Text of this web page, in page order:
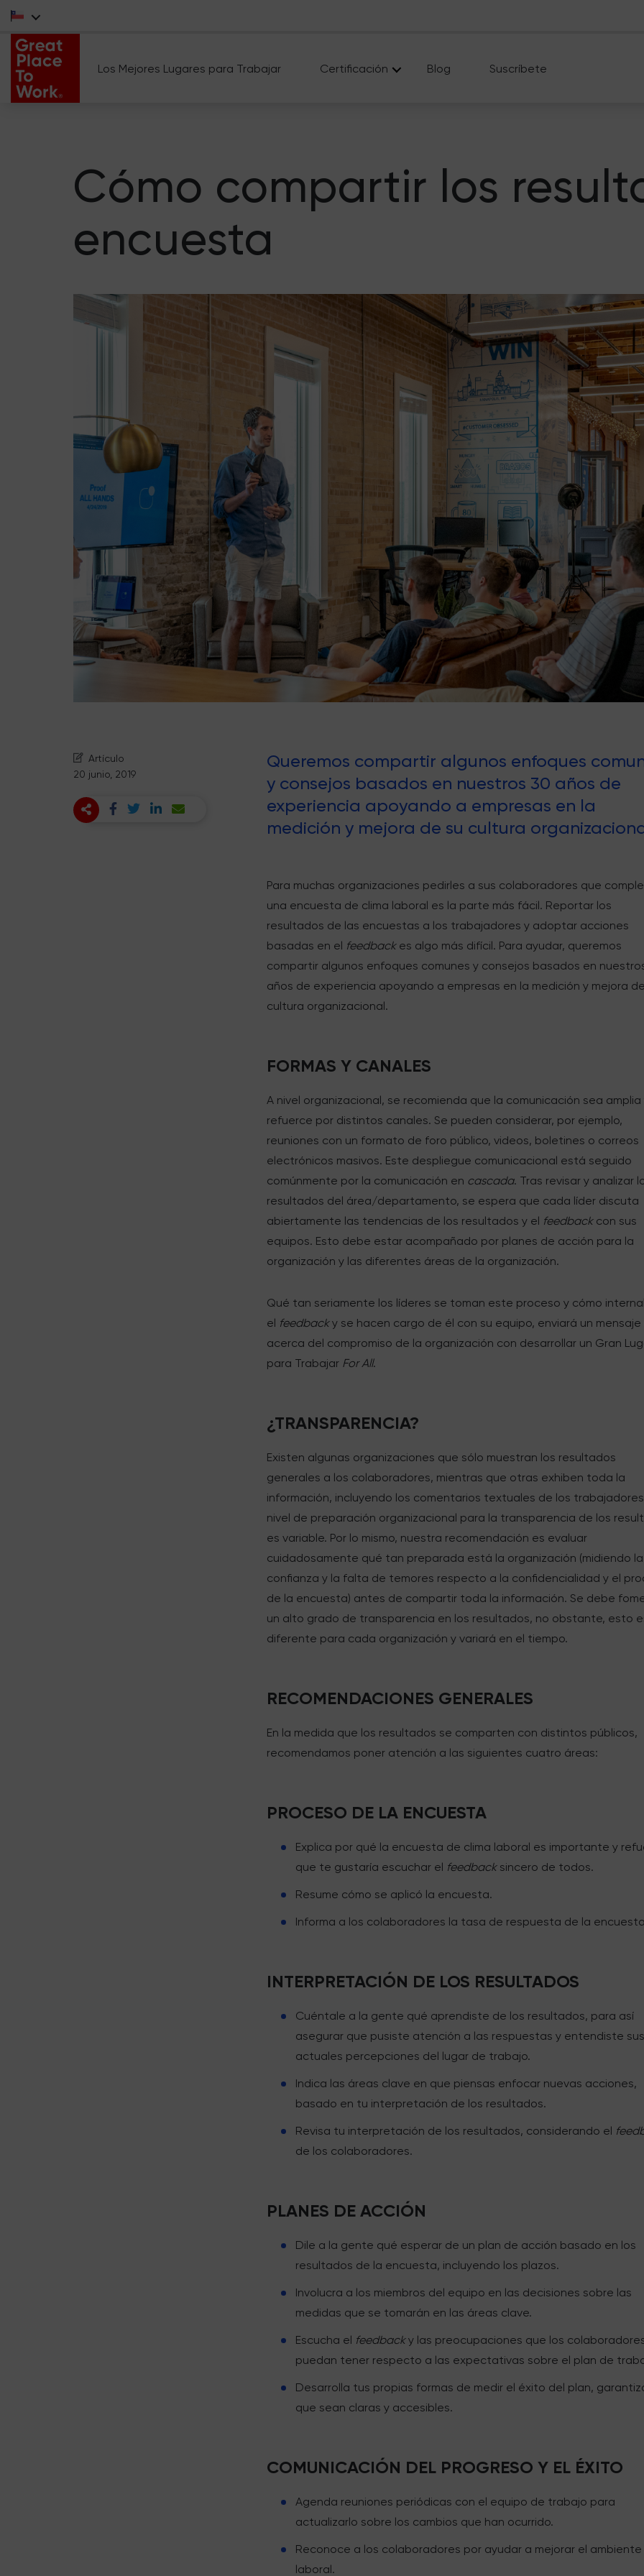
Los Mejores Lugares para Trabajar Certificación Blog Suscríbete
Cómo compartir los
encuesta
Artículo
20 junio, 2019
Queremos compartir algunos enfoques
y consejos basados en nuestros 30 años de
experiencia apoyando a empresas en la
medición y mejora de su cultura
Para muchas organizaciones pedirles a sus colaboradores que
una encuesta de clima laboral es la parte más fácil. Reportar los
resultados de las encuestas a los trabajadores y adoptar acciones
basadas en el feedbackes algo más difícil. Para ayudar, queremos
compartir algunos enfoques comunes y consejos basados en
años de experiencia apoyando a empresas en la medición y mejora
cultura organizacional.
FORMAS Y CANALES
A nivel organizacional, se recomienda que la comunicación sea amplia
refuerce por distintos canales. Se pueden considerar, por ejemplo,
reuniones con un formato de foro público, videos, boletines o correos
electrónicos masivos. Este despliegue comunicacional está seguido
comúnmente por la comunicación en cascada. Tras revisar y analizar
resultados del área/departamento, se espera que cada líder discuta
abiertamente las tendencias de los resultados y el feedbackcon sus
equipos. Esto debe estar acompañado por planes de acción para la
organización y las diferentes áreas de la organización.
Qué tan seriamente los líderes se toman este proceso y cómo
el feedbacky se hacen cargo de él con su equipo, enviará un mensaje
acerca del compromiso de la organización con desarrollar un Gran
para Trabajar For All.
¿TRANSPARENCIA?
Existen algunas organizaciones que sólo muestran los resultados
generales a los colaboradores, mientras que otras exhiben toda la
información, incluyendo los comentarios textuales de los
nivel de preparación organizacional para la transparencia de los
es variable. Por lo mismo, nuestra recomendación es evaluar
cuidadosamente qué tan preparada está la organización (midiendo la
confianza y la falta de temores respecto a la confidencialidad y el
de la encuesta) antes de compartir toda la información. Se debe
un alto grado de transparencia en los resultados, no obstante, esto
diferente para cada organización y variará en el tiempo.
RECOMENDACIONES GENERALES
En la medida que los resultados se comparten con distintos públicos,
recomendamos poner atención a las siguientes cuatro áreas:
PROCESO DE LA ENCUESTA
Explica por qué la encuesta de clima laboral es importante y
que te gustaría escuchar el feedbacksincero de todos.
Resume cómo se aplicó la encuesta.
Informa a los colaboradores la tasa de respuesta de la
INTERPRETACIÓN DE LOS RESULTADOS
Cuéntale a la gente qué aprendiste de los resultados, para así
asegurar que pusiste atención a las respuestas y entendiste sus
actuales percepciones del lugar de trabajo.
Indica las áreas clave en que piensas enfocar nuevas acciones,
basado en tu interpretación de los resultados.
Revisa tu interpretación de los resultados, considerando el
de los colaboradores.
PLANES DE ACCIÓN
Dile a la gente qué esperar de un plan de acción basado en los
resultados de la encuesta, incluyendo los plazos.
Involucra a los miembros del equipo en las decisiones sobre las
medidas que se tomarán en las áreas clave.
Escucha el feedbacky las preocupaciones que los
puedan tener respecto a las expectativas sobre el plan de
Desarrolla tus propias formas de medir el éxito del plan,
que sean claras y accesibles.
COMUNICACIÓN DEL PROGRESO Y EL ÉXITO
Agenda reuniones periódicas con el equipo de trabajo para
actualizarlo sobre los cambios que han ocurrido.
Reconoce a los colaboradores por ayudar a mejorar el ambiente
laboral.